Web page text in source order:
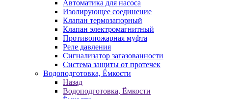
Автоматика для насоса
Изолирующее соединение
Клапан термозапорный
Клапан электромагнитный
Противопожарная муфта
Реле давления
Сигнализатор загазованности
Система защиты от протечек
Водоподготовка, Ёмкости
Назад
Водоподготовка, Ёмкости